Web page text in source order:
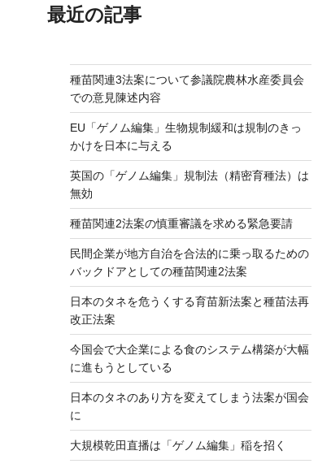
最近の記事
種苗関連3法案について参議院農林水産委員会
での意見陳述内容
EU「ゲノム編集」生物規制緩和は規制のきっ
かけを日本に与える
英国の「ゲノム編集」規制法（精密育種法）は
無効
種苗関連2法案の慎重審議を求める緊急要請
民間企業が地方自治を合法的に乗っ取るための
バックドアとしての種苗関連2法案
日本のタネを危うくする育苗新法案と種苗法再
改正法案
今国会で大企業による食のシステム構築が大幅
に進もうとしている
日本のタネのあり方を変えてしまう法案が国会
に
大規模乾田直播は「ゲノム編集」稲を招く